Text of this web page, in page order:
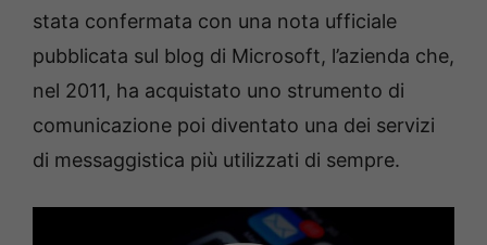
stata confermata con una nota ufficiale
pubblicata sul blog di Microsoft, l’azienda che,
nel 2011, ha acquistato uno strumento di
comunicazione poi diventato una dei servizi
di messaggistica più utilizzati di sempre.